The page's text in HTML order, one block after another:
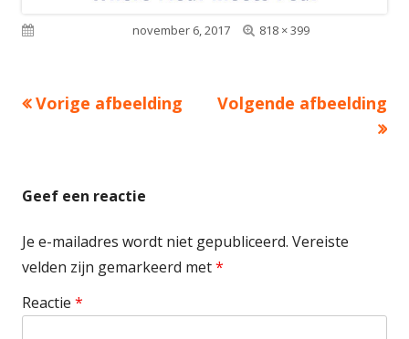
Gepubliceerd opnovember 6, 2017
Volledige
818 × 399
Vorige afbeelding Volgende afbeelding
Geef een reactie
Je e-mailadres wordt niet gepubliceerd. Vereiste
velden zijn gemarkeerd met*
Reactie *